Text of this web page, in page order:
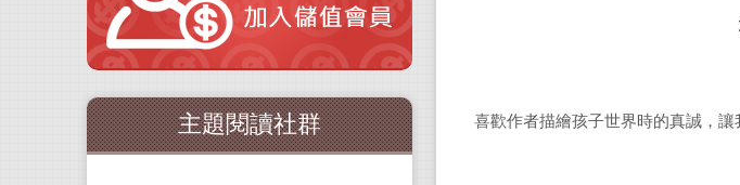
喜歡作者描繪孩子世界時的真誠，
主題閱讀社群